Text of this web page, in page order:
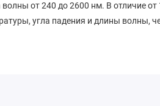
от 240 до 2600 нм. В отличие
угла падения и длины волны,